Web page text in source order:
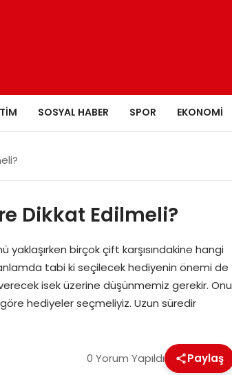
SOSYAL HABER SPOR EKONOMI
Dikkat Edilmeli?
yaklaşırken birçok çift karşısındakine hangi
tabi ki seçilecek hediyenin önemi de
isek üzerine düşünmemiz gerekir. Onu
hediyeler seçmeliyiz. Uzun süredir
0 Yorum Yapıldı Paylaş